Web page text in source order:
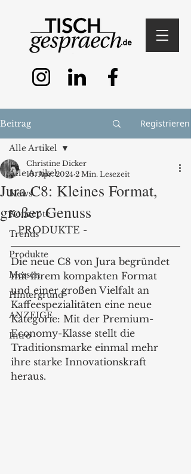
Beitrag Registrieren
Alle Artikel
News
Konzepte
Trends
Produkte
Messen
Hintergrund
ANZEIGE
Intro
Alle Artikel
Jura C8: Kleines Format,
großer Genuss
Christine Dicker
10. Apr. 2024 2 Min. Lesezeit
- PRODUKTE -
Die neue C8 von Jura begründet
mit ihrem kompakten Format
und einer großen Vielfalt an
Kaffeespezialitäten eine neue
Kategorie: Mit der Premium-
Economy-Klasse stellt die
Traditionsmarke einmal mehr
ihre starke Innovationskraft
heraus.